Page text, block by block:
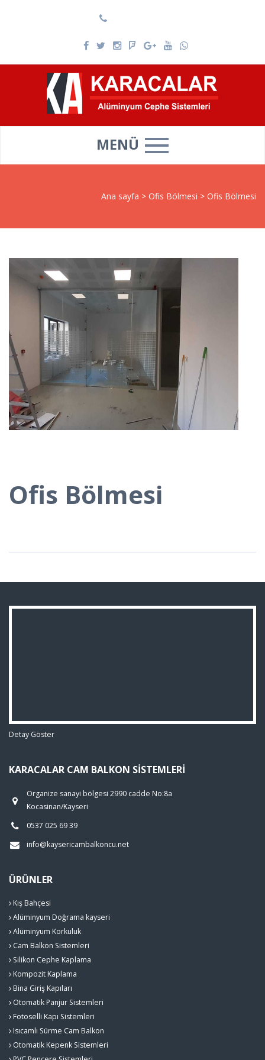
MENÜ
Ana sayfa > Ofis Bölmesi > Ofis Bölmesi
Ofis Bölmesi
Detay Göster
KARACALAR CAM BALKON SISTEMLERI
Organize sanayi bölgesi 2990 cadde No:8a
Kocasinan/Kayseri
0537 025 69 39
info@kaysericambalkoncu.net
ÜRÜNLER
Kış Bahçesi
Alüminyum Doğrama kayseri
Alüminyum Korkuluk
Cam Balkon Sistemleri
Silikon Cephe Kaplama
Kompozit Kaplama
Bina Giriş Kapıları
Otomatik Panjur Sistemleri
Fotoselli Kapı Sistemleri
Isıcamlı Sürme Cam Balkon
Otomatik Kepenk Sistemleri